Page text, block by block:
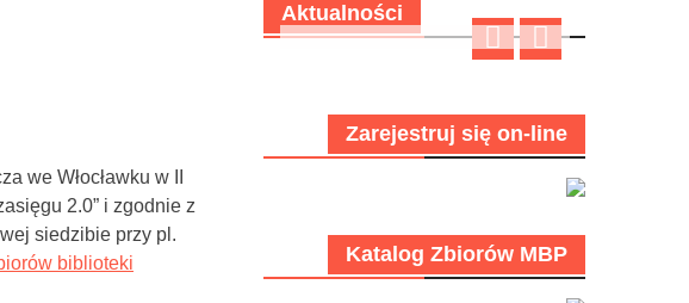
we Włocławku w II
2.0” i zgodnie z
siedzibie przy pl.
biblioteki
Aktualności
Zarejestruj się on-line
Katalog Zbiorów MBP